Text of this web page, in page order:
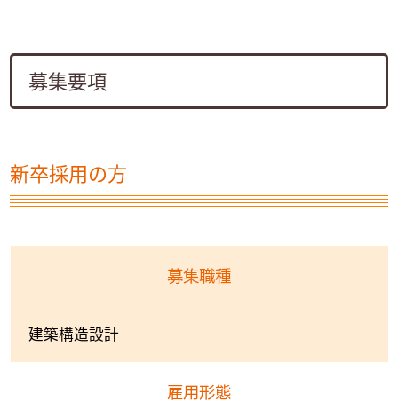
募集要項
新卒採用の方
募集職種
建築構造設計
雇用形態